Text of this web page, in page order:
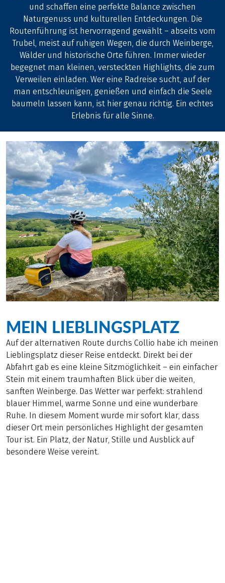
und schaffen eine perfekte Balance zwischen
Naturgenuss und kulturellen Entdeckungen. Die
Routenführung ist hervorragend gewählt – abseits vom
Trubel, meist auf ruhigen Wegen, die durch Weinberge,
Wälder und historische Orte führen. Immer wieder
begegnet man kleinen, versteckten Highlights, die zum
Verweilen einladen. Wer eine Radreise sucht, auf der
man entschleunigen, genießen und einfach die Seele
baumeln lassen kann, ist hier genau richtig. Ein echtes
Erlebnis für alle Sinne.
MEIN LIEBLINGSPLATZ
Auf der alternativen Route durchs Collio habe ich meinen
Lieblingsplatz dieser Reise entdeckt. Direkt bei der
Abfahrt gab es eine kleine Sitzmöglichkeit – ein einfacher
Stein mit einem traumhaften Blick über die weiten,
sanften Weinberge. Das Wetter war perfekt: strahlend
blauer Himmel, warme Sonne und eine wunderbare
Ruhe. In diesem Moment wurde mir sofort klar, dass
dieser Ort mein persönliches Highlight der gesamten
Tour ist. Ein Platz, der Natur, Stille und Ausblick auf
besondere Weise vereint.